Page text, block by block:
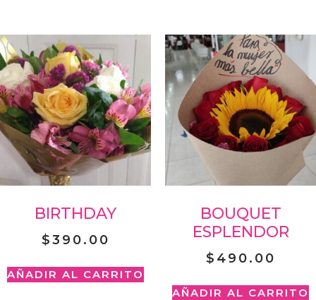
BIRTHDAY
$390.00
AÑADIR AL CARRITO
BOUQUET
ESPLENDOR
$ 490.00
AÑADIR AL CARRITO